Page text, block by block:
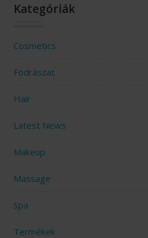
Kategóriák
Cosmetics
Fodrászat
Hair
Latest News
Makeup
Massage
Spa
Termékek